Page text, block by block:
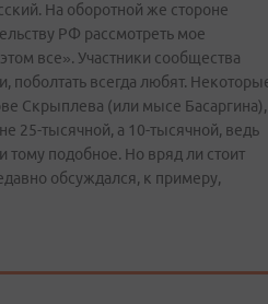
На оборотной же стороне
РФ рассмотреть мое
все». Участники сообщества
всегда любят.
Скрыплева (или мысе Басаргина),
25-тысячной, а 10-тысячной, ведь
тому подобное. Но вряд ли стоит
обсуждался, к примеру,